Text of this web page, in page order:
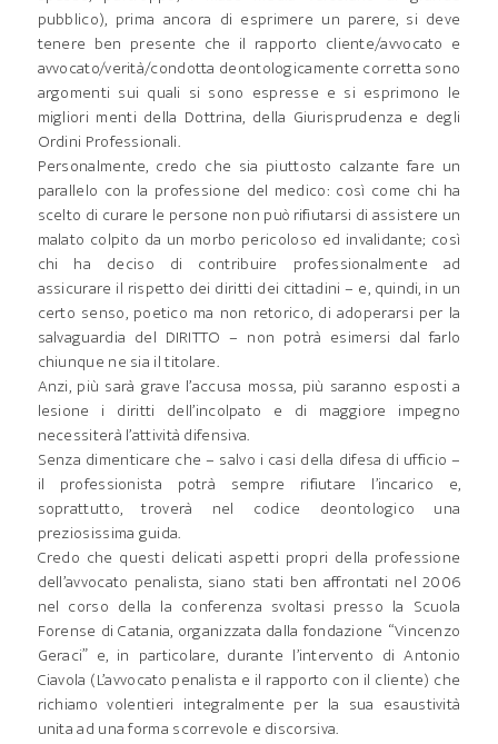
pubblico), prima ancora di esprimere un parere, si deve
tenere ben presente che il rapporto cliente/avvocato e
avvocato/verità/condotta deontologicamente corretta sono
argomenti sui quali si sono espresse e si esprimono le
migliori menti della Dottrina, della Giurisprudenza e degli
Ordini Professionali.
Personalmente, credo che sia piuttosto calzante fare un
parallelo con la professione del medico: così come chi ha
scelto di curare le persone non può rifiutarsi di assistere un
malato colpito da un morbo pericoloso ed invalidante; così
chi ha deciso di contribuire professionalmente ad
assicurare il rispetto dei diritti dei cittadini – e, quindi, in un
certo senso, poetico ma non retorico, di adoperarsi per la
salvaguardia del DIRITTO – non potrà esimersi dal farlo
chiunque ne sia il titolare.
Anzi, più sarà grave l’accusa mossa, più saranno esposti a
lesione i diritti dell’incolpato e di maggiore impegno
necessiterà l’attività difensiva.
Senza dimenticare che – salvo i casi della difesa di ufficio –
il professionista potrà sempre rifiutare l’incarico e,
soprattutto, troverà nel codice deontologico una
preziosissima guida.
Credo che questi delicati aspetti propri della professione
dell’avvocato penalista, siano stati ben affrontati nel 2006
nel corso della la conferenza svoltasi presso la Scuola
Forense di Catania, organizzata dalla fondazione “Vincenzo
Geraci” e, in particolare, durante l’intervento di Antonio
Ciavola (L’avvocato penalista e il rapporto con il cliente) che
richiamo volentieri integralmente per la sua esaustività
unita ad una forma scorrevole e discorsiva.